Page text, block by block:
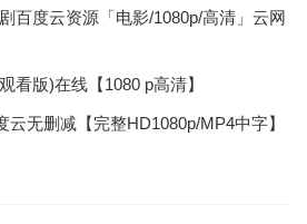
百度云资源「电影/1080p/高清」云网
看版)在线【1080 p高清】
云无删减【完整HD1080p/MP4中字】